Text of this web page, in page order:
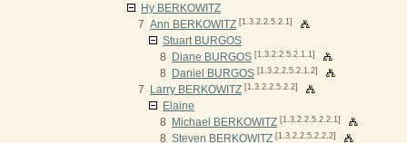
Hy BERKOWITZ
7 Ann BERKOWITZ [1.3.2.2.5.2.1]
Stuart BURGOS
8
Diane BURGOS [1.3.2.2.5.2.1.1]
8 Daniel BURGOS [1.3.2.2.5.2.1.2]
7 Larry BERKOWITZ [1.3.2.2.5.2.2]
Elaine
8
Michael BERKOWITZ [1.3.2.2.5.2.2.1]
8 Steven BERKOWITZ [1.3.2.2.5.2.2.2]